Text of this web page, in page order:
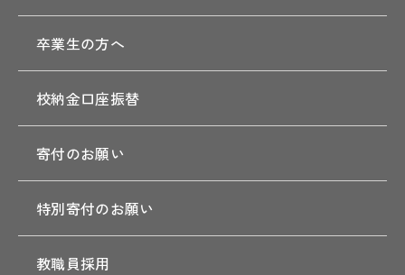
卒業生の方へ
校納金口座振替
寄付のお願い
特別寄付のお願い
教職員採用